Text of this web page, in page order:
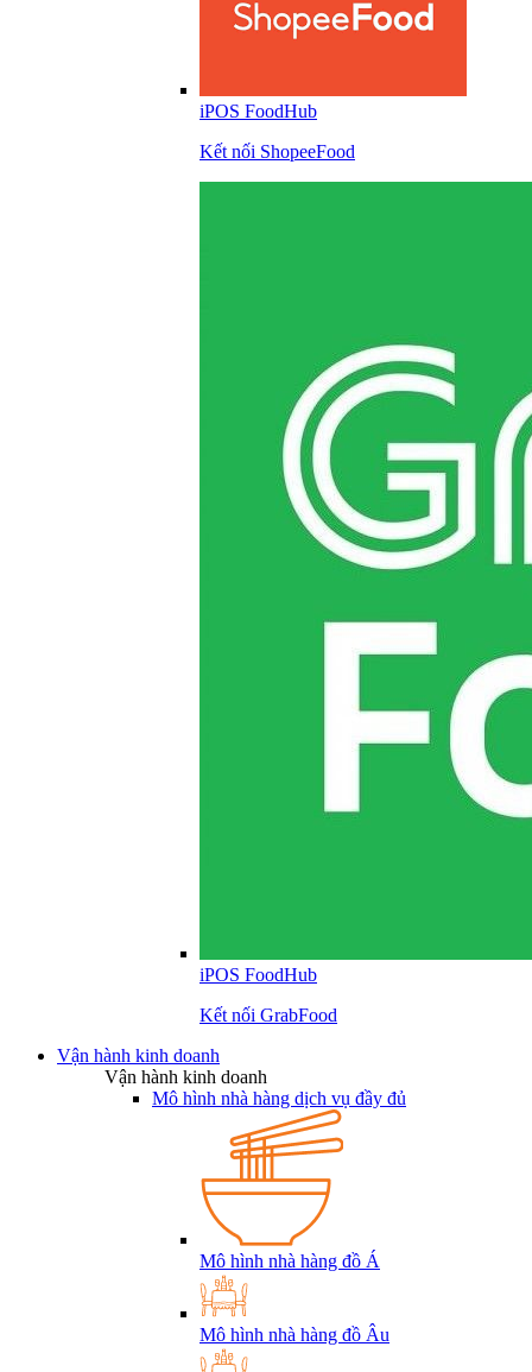
iPOS FoodHub
Kết nối ShopeeFood
iPOS FoodHub
Kết nối GrabFood
Vận hành kinh doanh
Vận hành kinh doanh
Mô hình nhà hàng dịch vụ đầy đủ
Mô hình nhà hàng đồ Á
Mô hình nhà hàng đồ Âu